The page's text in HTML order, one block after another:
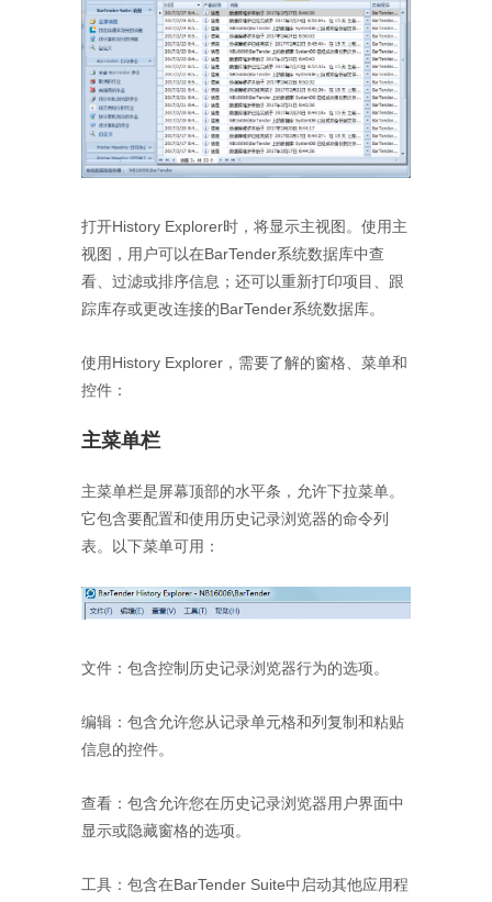
打开History Explorer时，将显示主视图。使用主
视图，用户可以在BarTender系统数据库中查
看、过滤或排序信息；还可以重新打印项目、跟
踪库存或更改连接的BarTender系统数据库。
使用History Explorer，需要了解的窗格、菜单和
控件：
主菜单栏
主菜单栏是屏幕顶部的水平条，允许下拉菜单。
它包含要配置和使用历史记录浏览器的命令列
表。以下菜单可用：
文件：包含控制历史记录浏览器行为的选项。
编辑：包含允许您从记录单元格和列复制和粘贴
信息的控件。
查看：包含允许您在历史记录浏览器用户界面中
显示或隐藏窗格的选项。
工具：包含在BarTender Suite中启动其他应用程